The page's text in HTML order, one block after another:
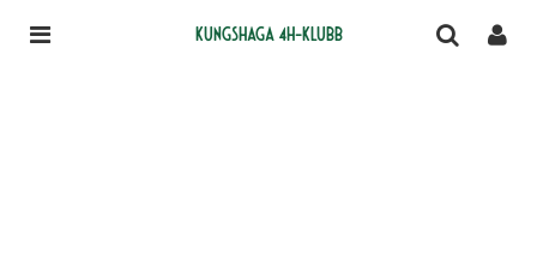
Kungshaga 4H-klubb